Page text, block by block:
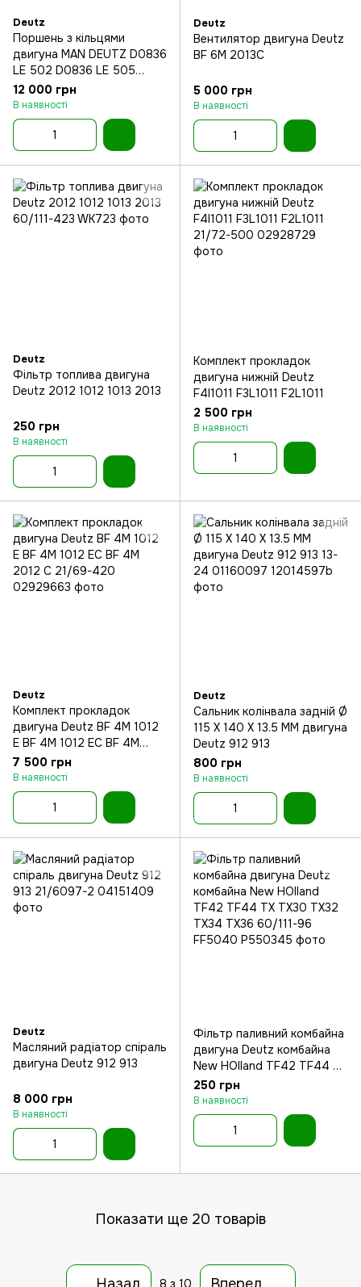
Deutz
Поршень з кільцями
двигуна MAN DEUTZ D0836
LE 502 D0836 LE 505
D0836 LE 507 D0836 LE
506 D0836 LE 504 D0836
12 000 грн
В наявності
Deutz
Вентилятор двигуна Deutz
BF 6M 2013C
5 000 грн
В наявності
Deutz
Фільтр топлива двигуна
Deutz 2012 1012 1013 2013
250 грн
В наявності
Комплект прокладок
двигуна нижній Deutz
F4l1011 F3L1011 F2L1011
2 500 грн
В наявності
Deutz
Комплект прокладок
двигуна Deutz BF 4M 1012
E BF 4M 1012 EC BF 4M
2012 C
7 500 грн
В наявності
Deutz
Сальник колінвала задній Ø
115 X 140 X 13.5 MM двигуна
Deutz 912 913
800 грн
В наявності
Deutz
Масляний радіатор спіраль
двигуна Deutz 912 913
8 000 грн
В наявності
Фільтр паливний комбайна
двигуна Deutz комбайна
New HOlland TF42 TF44 TX
TX30 TX32 TX34 TX36
250 грн
В наявності
Показати ще 20 товарів
Назад 8 з 10 Вперед